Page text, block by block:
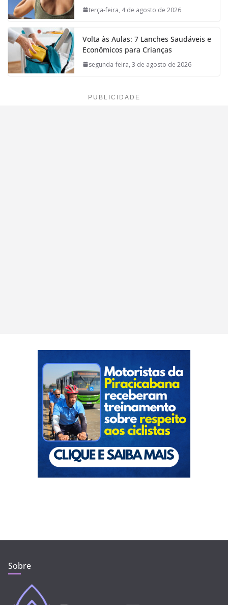
terça-feira, 4 de agosto de 2026
Volta às Aulas: 7 Lanches Saudáveis e
Econômicos para Crianças
segunda-feira, 3 de agosto de 2026
PUBLICIDADE
Sobre